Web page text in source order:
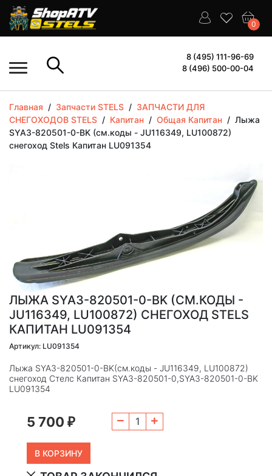
0
8 (495) 111-96-69
8 (496) 500-00-04
Главная / Запчасти STELS / ЗАПЧАСТИ ДЛЯ
СНЕГОХОДОВ STELS / Капитан / Общая Капитан / Лыжа
SYA3-820501-0-BK (см.коды - JU116349, LU100872)
снегоход Stels Капитан LU091354
ЛЫЖА SYA3-820501-0-BK (СМ.КОДЫ -
JU116349, LU100872) СНЕГОХОД STELS
КАПИТАН LU091354
Артикул: LU091354
Лыжа SYA3-820501-0-BK(см.коды - JU116349, LU100872)
снегоход Стелс Капитан SYA3-820501-0,SYA3-820501-0-BK
LU091354
5 700 ₽